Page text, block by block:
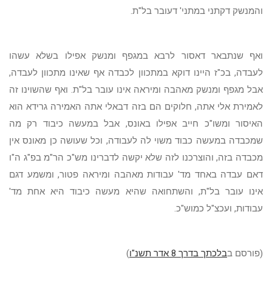
והמנשק דקתני במתני' דעובר בל"ת.
ואף שנתבאר דאסור לרבא במגפף ומנשק אפילו בשלא עשהו
לעבדה, בכ"ז היינו דוקא במתכוון לכבדה אף שאינו מתכוון לעבדה,
אבל מגפף ומנשק מאהבה ומיראה אינו עובר בל"ת. ואף שהשוינו זה
לאמירת אלי אתה, חלוקים הם בזה דבאלי אתה האמירה גרידא הוא
האיסור ומשו"כ חייב אפילו באונס, אבל במעשה כיבוד רק מה
שמכבדה במעשה כבוד משוי לה לעבודה, וכל שעושה כן מאונס אין
מכבדה בזה, והוצרכנו לזה שלא יקשה לדברינו מש"כ הר"מ בפ"ג ה"ו
דאם עבדה באחד מד' עבודות מאהבה ומיראה פטור, ומשמע דגם
אינו עובר בל"ת, והשתחואה שהיא מעשה כיבוד היא אחת מד'
עבודות, ועכצ"ל כמוש"כ.
(פורסם בבלכתך בדרך 8 אדר תשנ"ו )